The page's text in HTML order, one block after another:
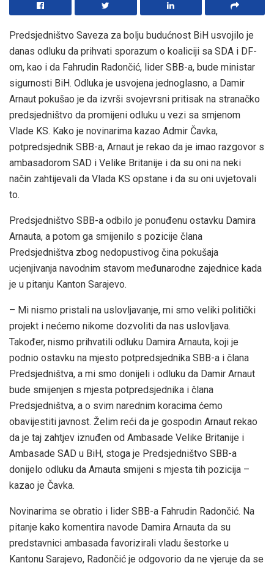
Predsjedništvo Saveza za bolju budućnost BiH usvojilo je
danas odluku da prihvati sporazum o koaliciji sa SDA i DF-
om, kao i da Fahrudin Radončić, lider SBB-a, bude ministar
sigurnosti BiH. Odluka je usvojena jednoglasno, a Damir
Arnaut pokušao je da izvrši svojevrsni pritisak na stranačko
predsjedništvo da promijeni odluku u vezi sa smjenom
Vlade KS. Kako je novinarima kazao Admir Čavka,
potpredsjednik SBB-a, Arnaut je rekao da je imao razgovor s
ambasadorom SAD i Velike Britanije i da su oni na neki
način zahtijevali da Vlada KS opstane i da su oni uvjetovali
to.
Predsjedništvo SBB-a odbilo je ponuđenu ostavku Damira
Arnauta, a potom ga smijenilo s pozicije člana
Predsjedništva zbog nedopustivog čina pokušaja
ucjenjivanja navodnim stavom međunarodne zajednice kada
je u pitanju Kanton Sarajevo.
– Mi nismo pristali na uslovljavanje, mi smo veliki politički
projekt i nećemo nikome dozvoliti da nas uslovljava.
Također, nismo prihvatili odluku Damira Arnauta, koji je
podnio ostavku na mjesto potpredsjednika SBB-a i člana
Predsjedništva, a mi smo donijeli i odluku da Damir Arnaut
bude smijenjen s mjesta potpredsjednika i člana
Predsjedništva, a o svim narednim koracima ćemo
obavijestiti javnost. Želim reći da je gospodin Arnaut rekao
da je taj zahtjev iznuđen od Ambasade Velike Britanije i
Ambasade SAD u BiH, stoga je Predsjedništvo SBB-a
donijelo odluku da Arnauta smijeni s mjesta tih pozicija –
kazao je Čavka.
Novinarima se obratio i lider SBB-a Fahrudin Radončić. Na
pitanje kako komentira navode Damira Arnauta da su
predstavnici ambasada favorizirali vladu šestorke u
Kantonu Sarajevo, Radončić je odgovorio da ne vjeruje da se